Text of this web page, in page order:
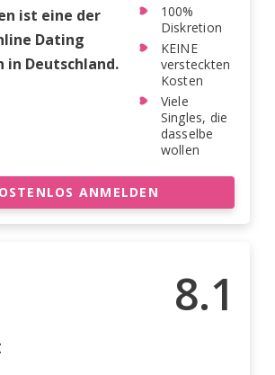
ist eine der
Dating
Deutschland.
100%
Diskretion
KEINE
versteckten
Kosten
Viele
Singles, die
dasselbe
wollen
ANMELDEN
8.1